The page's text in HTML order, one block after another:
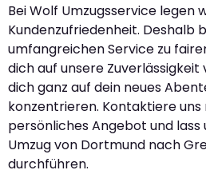
Bei Wolf Umzugsservice legen
Kundenzufriedenheit. Deshalb
umfangreichen Service zu
dich auf unsere
dich ganz auf dein neues
konzentrieren. Kontaktiere
persönliches Angebot und
Umzug von Dortmund nach
durchführen.